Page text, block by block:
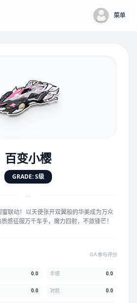
菜单
百变小樱
GRADE: S级
“
联动！以天使张开双翼般的华美成为万众
感征服万千车手，魔力四射，不敛锋芒！
0人参与评分
0.0 手感 0.0
0.0 对抗 0.0
★★★★★★
5.0分
★ ★